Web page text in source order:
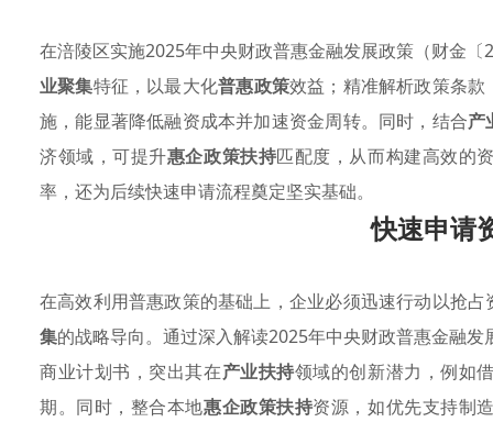
在涪陵区实施2025年中央财政普惠金融发展政策（财金
业聚集特征，以最大化普惠政策效益；精准解析政策条
施，能显著降低融资成本并加速资金周转。同时，结合产
济领域，可提升惠企政策扶持匹配度，从而构建高效的
率，还为后续快速申请流程奠定坚实基础。
快速申请
在高效利用普惠政策的基础上，企业必须迅速行动以抢
集的战略导向。通过深入解读2025年中央财政普惠金融
商业计划书，突出其在产业扶持领域的创新潜力，例如
期。同时，整合本地惠企政策扶持资源，如优先支持制